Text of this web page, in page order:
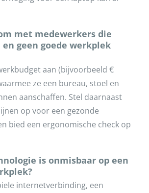
met medewerkers die
geen goede werkplek
aan (bijvoorbeeld €
ze een bureau, stoel en
aanschaffen. Stel daarnaast
op voor een gezonde
bied een ergonomische check op
is onmisbaar op een
internetverbinding, een